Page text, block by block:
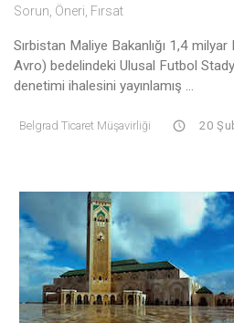
Sorun, Öneri, Fırsat
Sırbistan Maliye Bakanlığı 1,4
Avro) bedelindeki Ulusal Futbol
denetimi ihalesini yayınlamış ...
Belgrad Ticaret Müşavirliği 20